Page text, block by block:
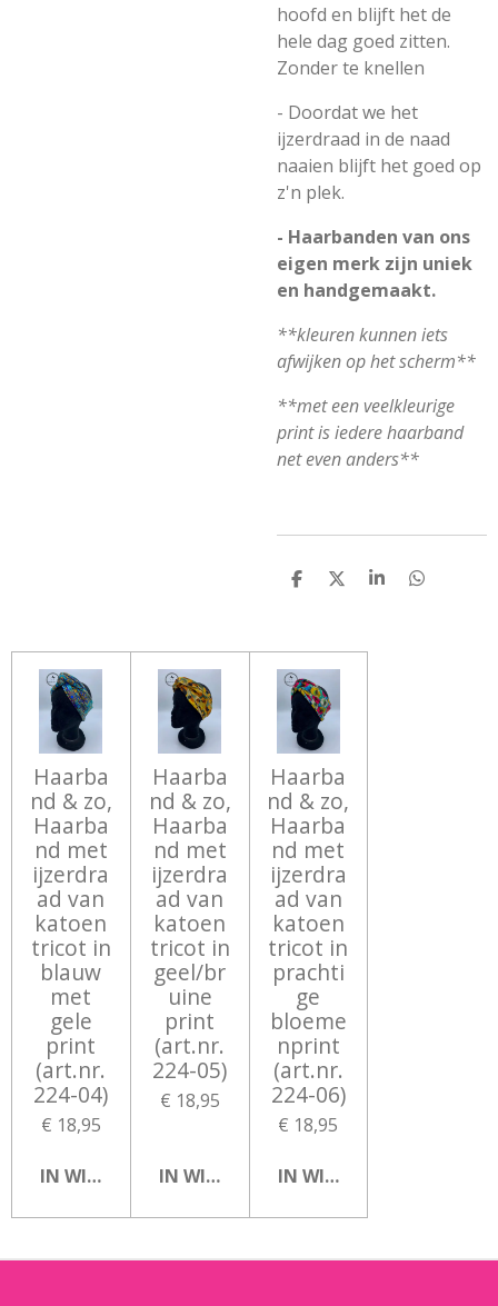
hoofd en blijft het de
hele dag goed zitten.
Zonder te knellen
- Doordat we het
ijzerdraad in de naad
naaien blijft het goed op
z'n plek.
- Haarbanden van ons
eigen merk zijn uniek
en handgemaakt.
**kleuren kunnen iets
afwijken op het scherm**
**met een veelkleurige
print is iedere haarband
net even anders**
D
N
D
S
D
Haarba
nd & zo,
Haarba
nd met
ijzerdra
ad van
katoen
tricot in
blauw
met
gele
print
(art.nr.
224-04)
€ 18,95
IN WINKELWAGEN
Haarba
nd & zo,
Haarba
nd met
ijzerdra
ad van
katoen
tricot in
geel/br
uine
print
(art.nr.
224-05)
€ 18,95
IN WINKELWAGEN
Haarba
nd & zo,
Haarba
nd met
ijzerdra
ad van
katoen
tricot in
prachti
ge
bloeme
nprint
(art.nr.
224-06)
€ 18,95
IN WINKELWAGEN